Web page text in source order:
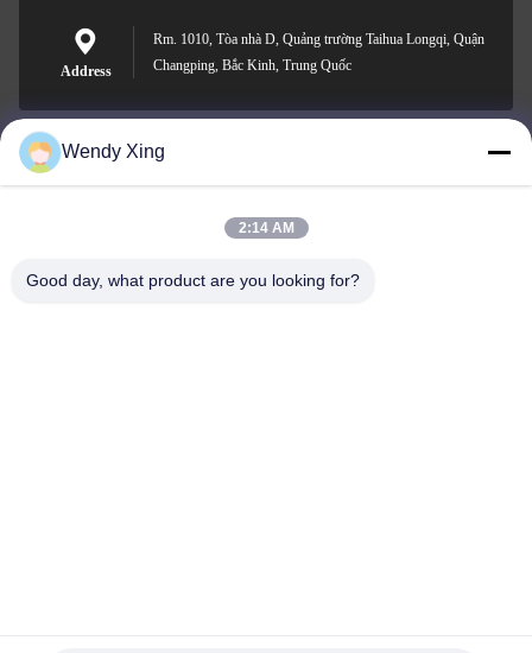
Address
Rm. 1010, Tòa nhà D, Quảng trường Taihua Longqi, Quận
Changping, Bắc Kinh, Trung Quốc
jesingd@vip.sina.com
Wendy Xing
2:14 AM
Good day, what product are you looking for?